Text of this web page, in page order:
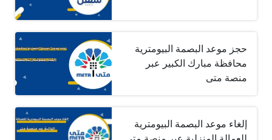
حجز موعد البصمة البيومترية
محافظة مبارك الكبير عبر
منصة متى
إلغاء موعد البصمة البيومترية